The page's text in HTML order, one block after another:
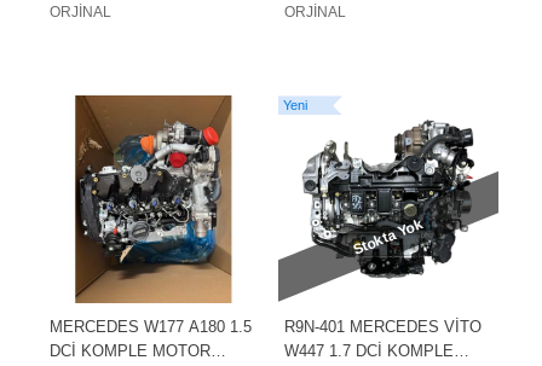
ORJİNAL
ORJİNAL
MERCEDES W177 A180 1.5
DCİ KOMPLE MOTOR
Yeni
Stokta Yok
R9N-401 MERCEDES VİTO
W447 1.7 DCİ KOMPLE